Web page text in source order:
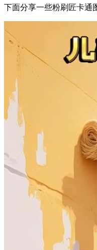
下面分享一些粉刷匠卡通